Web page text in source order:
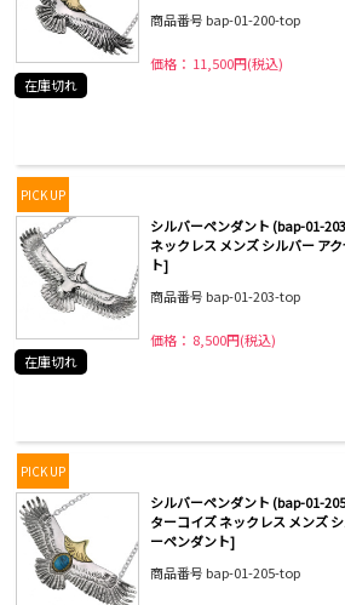
商品番号 bap-01-200-top
価格： 11,500円(税込)
在庫切れ
PICK UP
シルバーペンダント (bap-01-
ネックレス メンズ シルバー ア
ト]
商品番号 bap-01-203-top
価格： 8,500円(税込)
在庫切れ
PICK UP
シルバーペンダント (bap-01-
ターコイズ ネックレス メンズ
ーペンダント]
商品番号 bap-01-205-top